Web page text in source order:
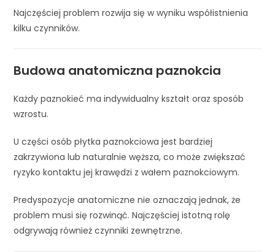
Najczęściej problem rozwija się w wyniku współistnienia
kilku czynników.
Budowa anatomiczna paznokcia
Każdy paznokieć ma indywidualny kształt oraz sposób
wzrostu.
U części osób płytka paznokciowa jest bardziej
zakrzywiona lub naturalnie węższa, co może zwiększać
ryzyko kontaktu jej krawędzi z wałem paznokciowym.
Predyspozycje anatomiczne nie oznaczają jednak, że
problem musi się rozwinąć. Najczęściej istotną rolę
odgrywają również czynniki zewnętrzne.